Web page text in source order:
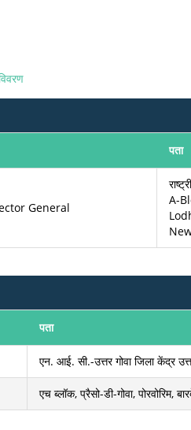
पता
General
A-
पता
एन. आई. सी.-उत्तर गोवा जिला केंद्र
एच ब्लॉक, प्रैसो-डी-गोवा, पोरवोरिम,